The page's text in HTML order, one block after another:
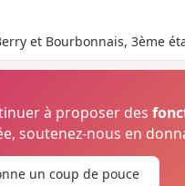
et Bourbonnais, 3ème
à proposer des
soutenez-nous en
un coup de pouce